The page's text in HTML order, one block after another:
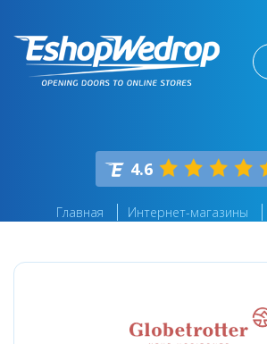
4.6
Главная Интернет-магазины